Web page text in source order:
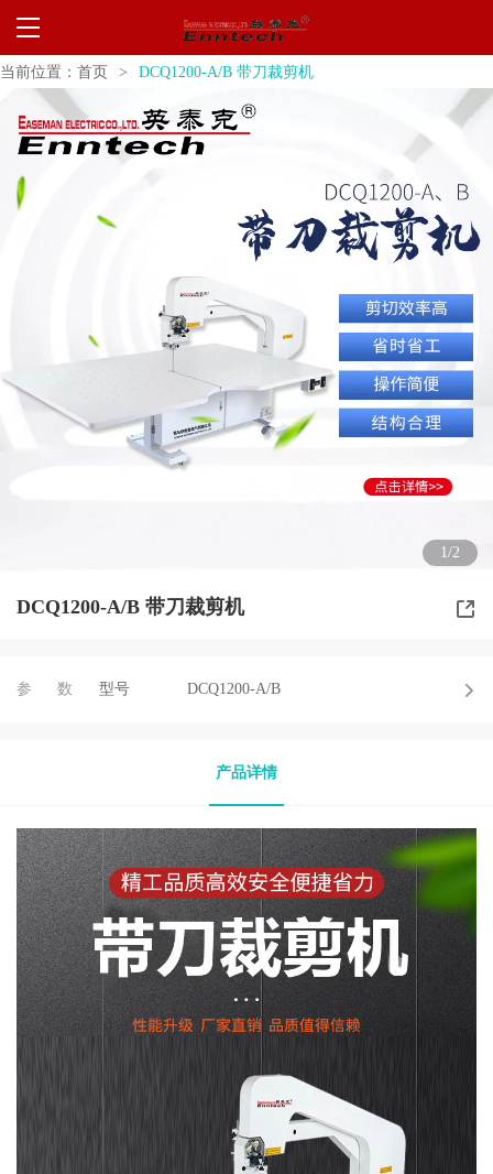
当前位置： 首页 > DCQ1200-A/B 带刀裁剪机
1/2
DCQ1200-A/B 带刀裁剪机
参数 型号 DCQ1200-A/B
产品详情